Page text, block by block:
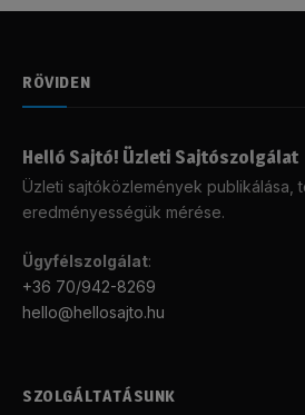
RÖVIDEN
Helló Sajtó! Üzleti Sajtószolgálat
Üzleti sajtóközlemények publikálása,
eredményességük mérése.
Ügyfélszolgálat:
+36 70/942-8269
hello@hellosajto.hu
SZOLGÁLTATÁSUNK